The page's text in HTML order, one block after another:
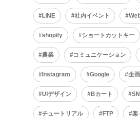
LINE 社内イベント
shopify ショートカットキー
農業 コミュニケーション
Instagram Google 企
UIデザイン Bカート
チュートリアル FTP 楽